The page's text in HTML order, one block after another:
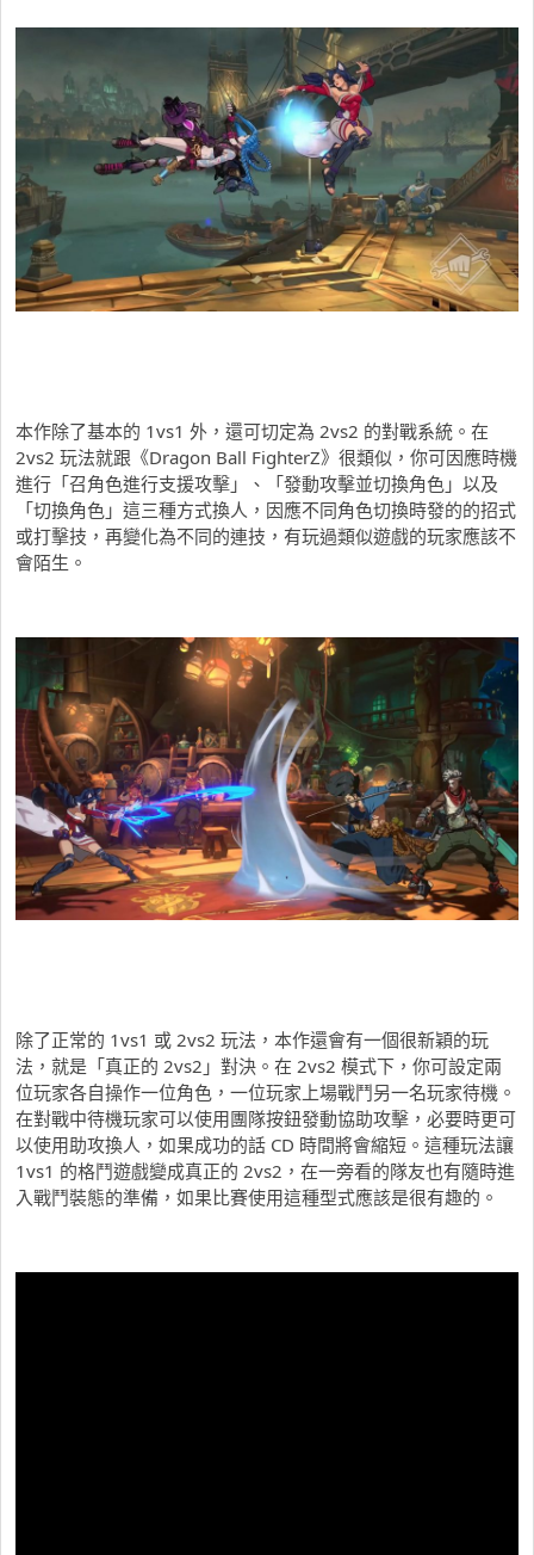
本作除了基本的 1vs1 外，還可切定為 2vs2 的對戰系統。在
2vs2 玩法就跟《Dragon Ball FighterZ》很類似，你可因應時機
進行「召角色進行支援攻擊」、「發動攻擊並切換角色」以及
「切換角色」這三種方式換人，因應不同角色切換時發的的招式
或打擊技，再變化為不同的連技，有玩過類似遊戲的玩家應該不
會陌生。
除了正常的 1vs1 或 2vs2 玩法，本作還會有一個很新穎的玩
法，就是「真正的 2vs2」對決。在 2vs2 模式下，你可設定兩
位玩家各自操作一位角色，一位玩家上場戰鬥另一名玩家待機。
在對戰中待機玩家可以使用團隊按鈕發動協助攻擊，必要時更可
以使用助攻換人，如果成功的話 CD 時間將會縮短。這種玩法讓
1vs1 的格鬥遊戲變成真正的 2vs2，在一旁看的隊友也有隨時進
入戰鬥裝態的準備，如果比賽使用這種型式應該是很有趣的。